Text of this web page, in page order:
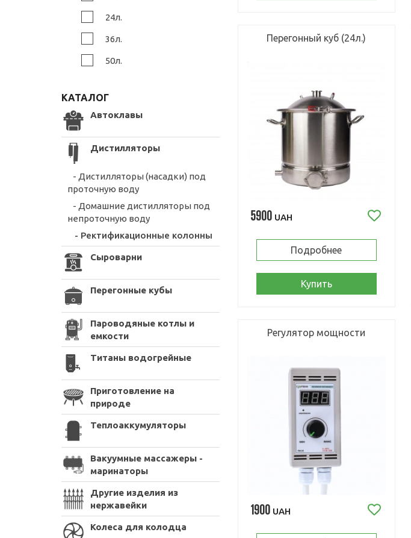
24л.
36л.
50л.
КАТАЛОГ
Автоклавы
Дистилляторы
- Дистилляторы (насадки) под
проточную воду
- Домашние дистилляторы под
непроточную воду
- Ректификационные колонны
Сыроварни
Перегонные кубы
Пароводяные котлы и
емкости
Титаны водогрейные
Приготовление на
природе
Теплоаккумуляторы
Вакуумные массажеры -
маринаторы
Другие изделия из
нержавейки
Колеса для колодца
Перегонный куб (24л.)
5900UAH
Подробнее
Купить
Регулятор мощности
1900UAH